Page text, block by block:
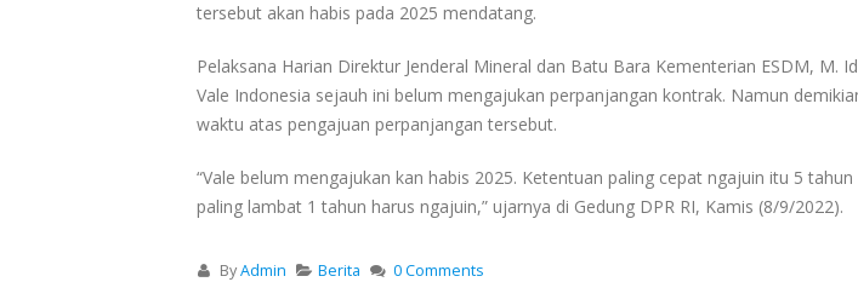
tersebut akan habis pada 2025 mendatang.
Pelaksana Harian Direktur Jenderal Mineral dan Batu Bara Kementerian ESDM, M.
Vale Indonesia sejauh ini belum mengajukan perpanjangan kontrak. Namun
waktu atas pengajuan perpanjangan tersebut.
“Vale belum mengajukan kan habis 2025. Ketentuan paling cepat ngajuin itu 5
paling lambat 1 tahun harus ngajuin,” ujarnya di Gedung DPR RI, Kamis (8/9/2022).
ByAdmin Berita
0 Comments